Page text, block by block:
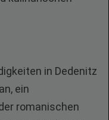
in Dedenitz
ein
romanischen